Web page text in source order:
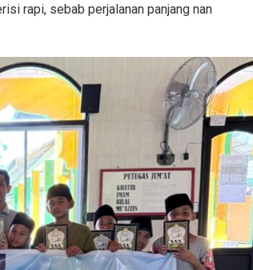
rapi, sebab perjalanan panjang nan